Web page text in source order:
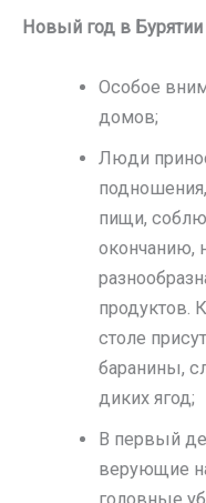
Новый год в Бурятии
Особое
домов;
Люди
пищи,
окончанию,
продуктов.
столе
баранины,
диких ягод;
В первый
верующие
головные